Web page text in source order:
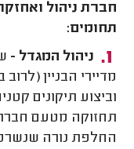
חברת ניהול
תחומים:
ניהול המגדל -
מדיירי הבניין
וביצוע תיקונים
תחזוקה מטעם
החלפת נורה